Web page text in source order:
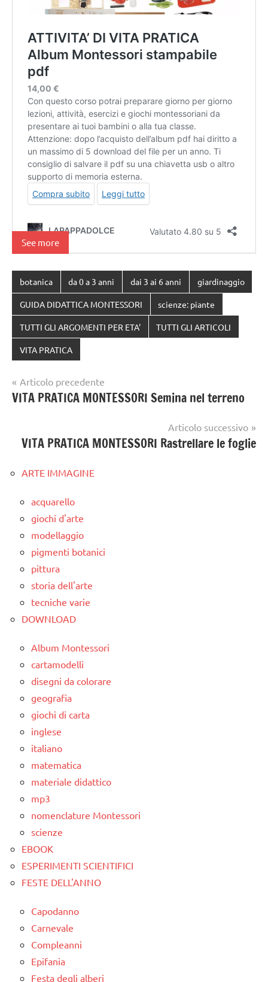
See more
botanica da 0 a 3 anni dai 3 ai 6 anni giardinaggio
GUIDA DIDATTICA MONTESSORI scienze: piante
TUTTI GLI ARGOMENTI PER ETA' TUTTI GLI ARTICOLI
VITA PRATICA
Navigazione
articoli
Articolo precedente
VITA PRATICA MONTESSORI Semina nel terreno
Articolo successivo
VITA PRATICA MONTESSORI Rastrellare le foglie
ARTE IMMAGINE
acquarello
giochi d'arte
modellaggio
pigmenti botanici
pittura
storia dell'arte
tecniche varie
DOWNLOAD
Album Montessori
cartamodelli
disegni da colorare
geografia
giochi di carta
inglese
italiano
matematica
materiale didattico
mp3
nomenclature Montessori
scienze
EBOOK
ESPERIMENTI SCIENTIFICI
FESTE DELL'ANNO
Capodanno
Carnevale
Compleanni
Epifania
Festa degli alberi